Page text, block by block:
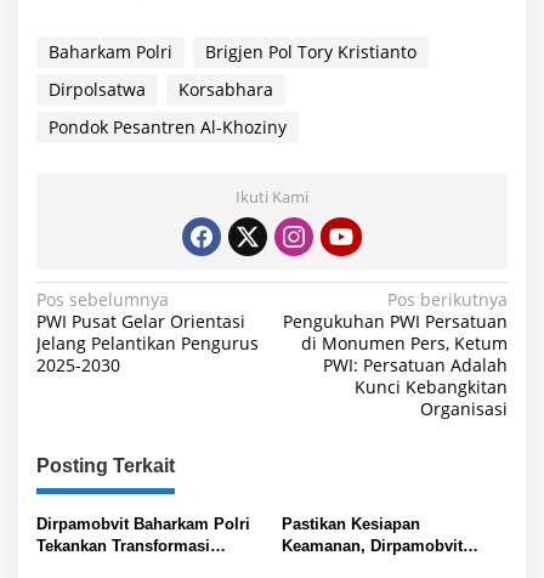
Baharkam Polri
Brigjen Pol Tory Kristianto
Dirpolsatwa
Korsabhara
Pondok Pesantren Al-Khoziny
Ikuti Kami
N
a
v
a
s
i
Pos sebelumnya
PWI Pusat Gelar Orientasi
Jelang Pelantikan Pengurus
2025-2030
Pos berikutnya
Pengukuhan PWI Persatuan
di Monumen Pers, Ketum
PWI: Persatuan Adalah
Kunci Kebangkitan
Organisasi
Posting Terkait
Dirpamobvit Baharkam Polri
Tekankan Transformasi
Pastikan Kesiapan
Keamanan, Dirpamobvit